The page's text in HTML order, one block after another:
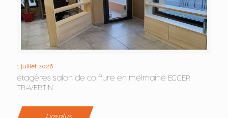
1 juillet 2026
étagères salon de coiffure en mélmainé EGGER
TRAVERTIN
Lire plus